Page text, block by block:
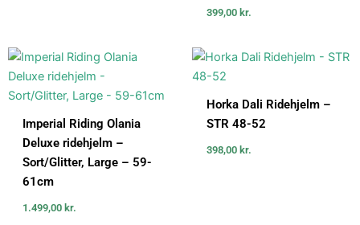
399,00 kr.
Imperial Riding Olania
Deluxe ridehjelm –
Sort/Glitter, Large – 59-
61cm
1.499,00 kr.
Horka Dali Ridehjelm –
STR 48-52
398,00 kr.